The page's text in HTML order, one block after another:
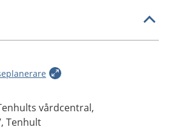
vårdcentral,
Tenhult